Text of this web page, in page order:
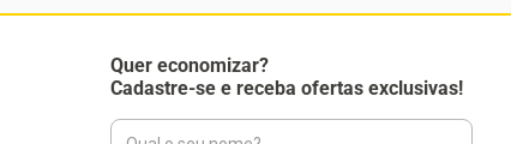
Quer economizar?
Cadastre-se e receba ofertas exclusivas!